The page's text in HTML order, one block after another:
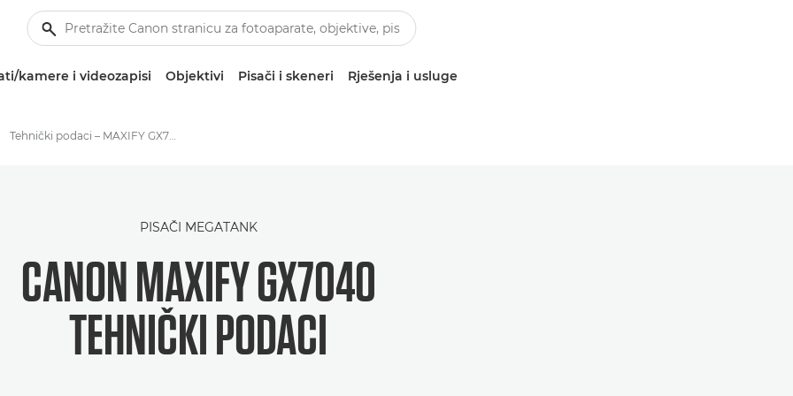
kamere i videozapisi Objektivi Pisači i skeneri Rješenja i usluge
Tehnički podaci – MAXIFY GX7040
PISAČI MEGATANK
CANON MAXIFY GX7040
TEHNIČKI PODACI